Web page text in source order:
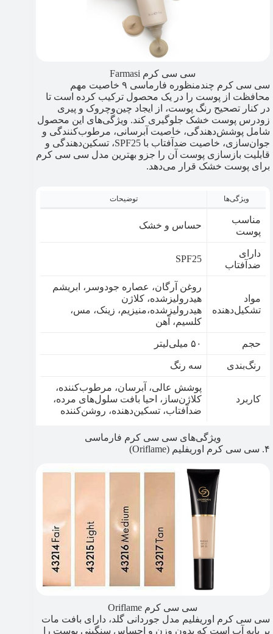
سی سی کرم Farmasi
سی سی کرم چندمنظوره فارماسی ۹ خاصیت مهم
محافظت از پوست را در یک محصول ترکیب کرده‌ است تا
در کنار تصحیح رنگ پوست، از ایجاد چین‌وچروک و پیری
زودرس پوست خشک جلوگیری کند. ویژگی‌های این محصول
شامل پوشش‌دهندگی، خاصیت آبرسانی، مرطوب‌کنندگی و
جوان‌سازی، خاصیت ضدآفتاب با SPF25، تسکین‌دهندگی و
قابلیت بازسازی پوست آن را جزو بهترین مدل سی سی کرم
برای پوست خشک قرار می‌دهد.
ویژگی‌ها توضیحات
مناسب
پوست
حساس و خشک
دارای
ضدآفتاب
SPF25
مواد
تشکیل‌دهنده
روغن آرگان، عصاره جودوسر، ابریشم
هیدرولیزشده، کلاژن
هیدرولیزشده،منیزیم، زینک، مس،
کلسیم، آهن
حجم ۵۰ میلی‌لیتر
رنگ‌بندی سه رنگ
کاربرد
پوشش عالی، آبرسان، مرطوب‌کننده،
کلاژن‌ساز، احیا بافت سلول‌های مرده،
ضدآفتاب، تسکین‌دهنده، روشن‌کننده
ویژگی‎‌های سی سی کرم فارماسی
۴. سی سی کرم اوریفلیم (Oriflame)
سی سی کرم Oriflame
سی سی کرم اوریفلیم مدل جوردانی گلد، دارای بافت مات
بر پایه آب است که بدون وزن و احساس سنگینی پوست را